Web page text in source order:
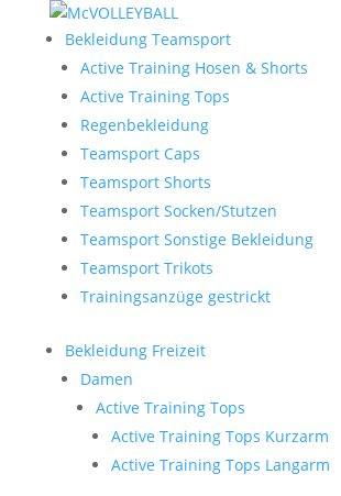
Bekleidung Teamsport
Active Training Hosen & Shorts
Active Training Tops
Regenbekleidung
Teamsport Caps
Teamsport Shorts
Teamsport Socken/Stutzen
Teamsport Sonstige Bekleidung
Teamsport Trikots
Trainingsanzüge gestrickt
Bekleidung Freizeit
Damen
Active Training Tops
Active Training Tops Kurzarm
Active Training Tops Langarm